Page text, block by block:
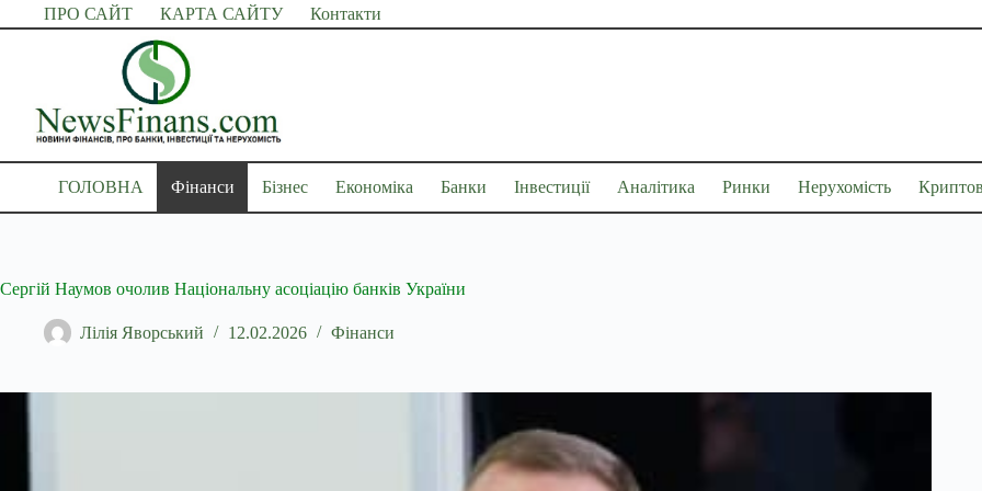
Перейти
до
ПРО САЙТ КАРТА САЙТУ Контакти
ГОЛОВНА Фінанси Бізнес Економіка Банки Інвестиції Аналітика Ринки Нерухомість
Сергій Наумов очолив Національну асоціацію банків України
Лілія Яворський 12.02.2026 Фінанси